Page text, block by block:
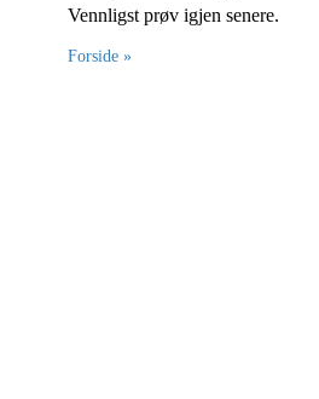
Vennligst prøv igjen senere.
Forside »